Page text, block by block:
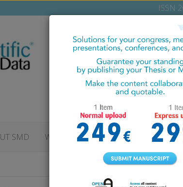
ISSN
SMD WELCOME TO SMD FOR AUTHORS